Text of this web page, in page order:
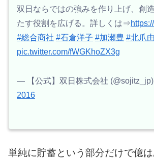
双日ならではの強みを作り上げ、創
たす役割を広げる。詳しくは⇒
#総合商社 #石倉洋子 #加瀬豊 #北爪
pic.twitter.com/fWGKhoZX3g
— 【公式】双日株式会社 (@sojitz_jp)
2016
単純に貯蓄という部分だけで億